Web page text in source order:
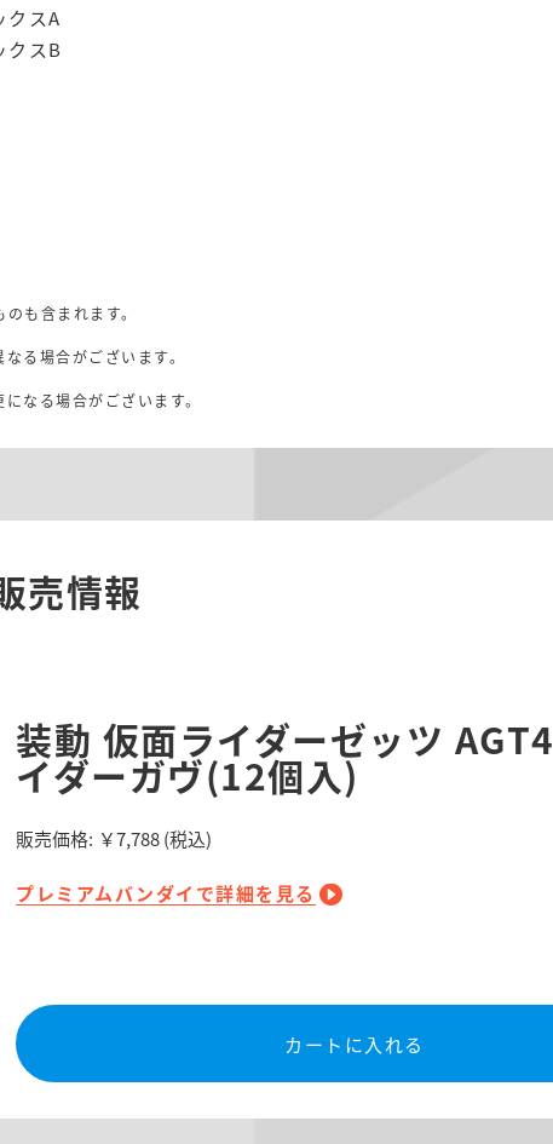
クスA
クスB
も含まれます。
る場合がございます。
なる場合がございます。
売情報
装動 仮面ライダーゼッツ
イダーガヴ(12個入)
販売価格: ￥7,788(税込)
プレミアムバンダイで詳細を見る
カートに入れる